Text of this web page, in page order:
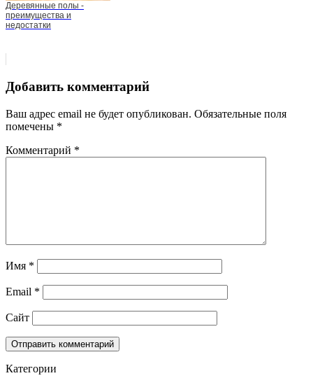
Деревянные полы -
преимущества и
недостатки
Добавить комментарий
Ваш адрес email не будет опубликован. Обязательные поля
помечены *
Комментарий *
Имя *
Email *
Сайт
Категории